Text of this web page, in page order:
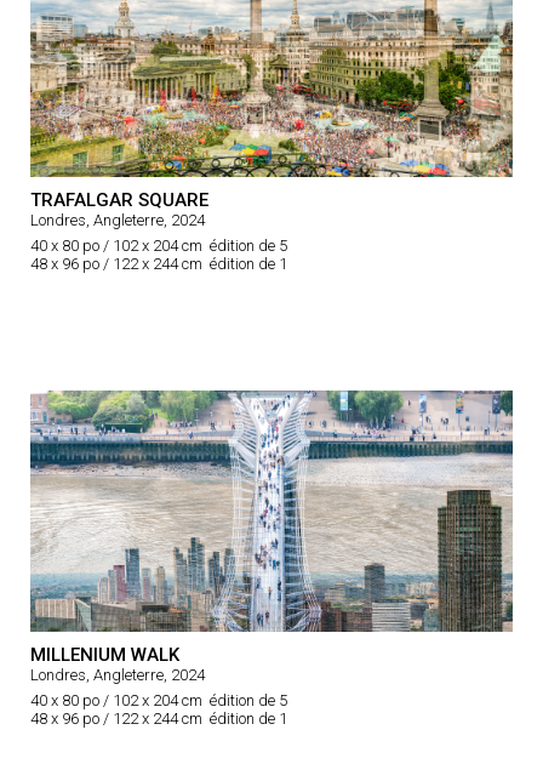
TRAFALGAR SQUARE
Londres, Angleterre, 2024
40 x 80 po / 102 x 204 cm édition de 5
48 x 96 po / 122 x 244 cm édition de 1
MILLENIUM WALK
Londres, Angleterre, 2024
40 x 80 po / 102 x 204 cm édition de 5
48 x 96 po / 122 x 244 cm édition de 1